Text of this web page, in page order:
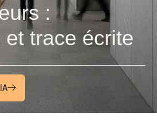
:
trace écrite